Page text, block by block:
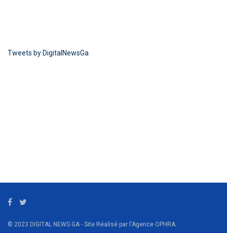
Tweets by DigitalNewsGa
© 2023 DIGITAL NEWS GA - Site Réalisé par l'Agence OPHRA.